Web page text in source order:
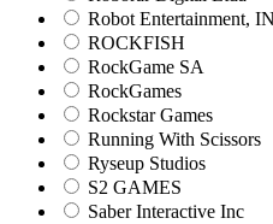
Robot Entertainment,
ROCKFISH
RockGame SA
RockGames
Rockstar Games
Running With Scissors
Ryseup Studios
S2 GAMES
Saber Interactive Inc